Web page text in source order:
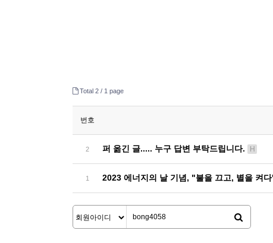
Total 2 / 1 page
번호
2 퍼 옮긴 글..... 누구 답변 부탁드립니다. H
1 ​2023 에너지의 날 기념, "불을 끄고, 별을 켜